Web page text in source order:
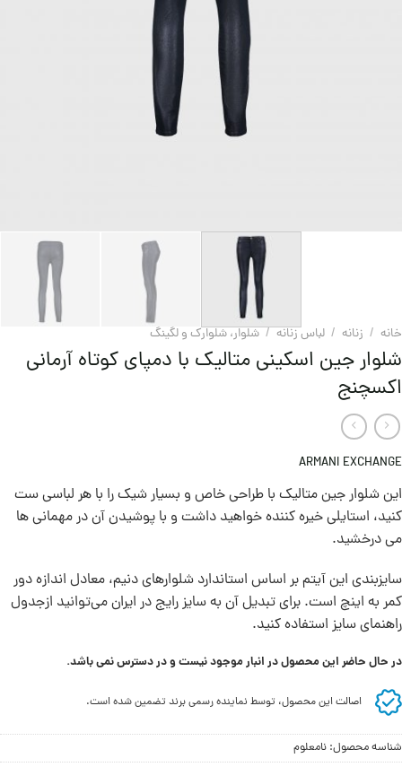
خانه / زنانه / لباس زنانه / شلوار، شلوارک و لگینگ
شلوار جین اسکینی متالیک با دمپای کوتاه آرمانی
اکسچنج
ARMANI EXCHANGE
این شلوار جین متالیک با طراحی خاص و بسیار شیک را با هر لباسی ست
کنید، استایلی خیره کننده خواهید داشت و با پوشیدن آن در مهمانی ها
می درخشید.
سايزبندی اين آيتم بر اساس استاندارد شلوارهای دنيم، معادل اندازه دور
کمر به اينچ است. برای تبديل آن به سايز رايج در ايران می‌توانيد ازجدول
راهنمای سايز استفاده کنيد.
در حال حاضر این محصول در انبار موجود نیست و در دسترس نمی باشد.
اصالت این محصول، توسط نماینده رسمی برند تضمین شده است.
شناسه محصول: نامعلوم